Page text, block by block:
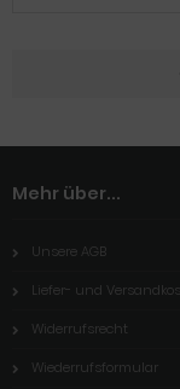
Mehr über...
Unsere AGB
Liefer- und
Widerrufsrecht
Wiederrufsformular